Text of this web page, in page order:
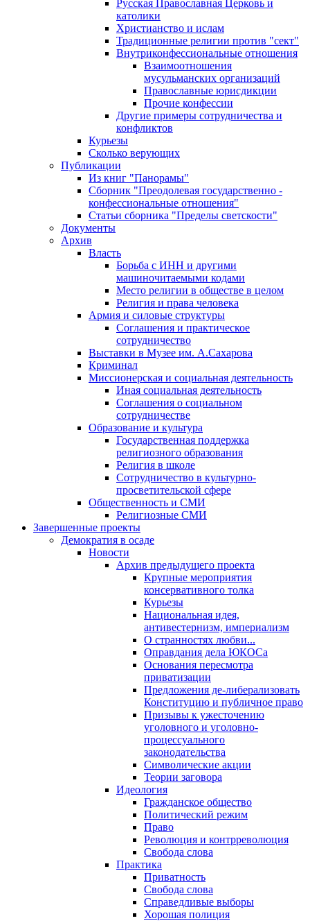
Русская Православная Церковь и
католики
Христианство и ислам
Традиционные религии против "сект"
Внутриконфессиональные отношения
Взаимоотношения
мусульманских организаций
Православные юрисдикции
Прочие конфессии
Другие примеры сотрудничества и
конфликтов
Курьезы
Сколько верующих
Публикации
Из книг "Панорамы"
Сборник "Преодолевая государственно -
конфессиональные отношения"
Статьи сборника "Пределы светскости"
Документы
Архив
Власть
Борьба с ИНН и другими
машиночитаемыми кодами
Место религии в обществе в целом
Религия и права человека
Армия и силовые структуры
Соглашения и практическое
сотрудничество
Выставки в Музее им. А.Сахарова
Криминал
Миссионерская и социальная деятельность
Иная социальная деятельность
Соглашения о социальном
сотрудничестве
Образование и культура
Государственная поддержка
религиозного образования
Религия в школе
Сотрудничество в культурно-
просветительской сфере
Общественность и СМИ
Религиозные СМИ
Завершенные проекты
Демократия в осаде
Новости
Архив предыдущего проекта
Крупные мероприятия
консервативного толка
Курьезы
Национальная идея,
антивестернизм, империализм
О странностях любви...
Оправдания дела ЮКОСа
Основания пересмотра
приватизации
Предложения де-либерализовать
Конституцию и публичное право
Призывы к ужесточению
уголовного и уголовно-
процессуального
законодательства
Символические акции
Теории заговора
Идеология
Гражданское общество
Политический режим
Право
Революция и контрреволюция
Свобода слова
Практика
Приватность
Свобода слова
Справедливые выборы
Хорошая полиция